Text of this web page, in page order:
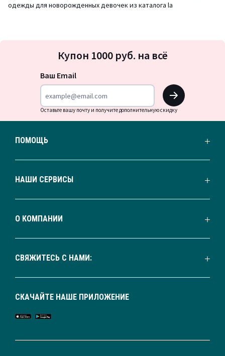
одежды для новорожденных девочек из каталога la
на
Купон 1000 руб. на всё
Ваш Email
OK
Оставьте вашу почту и получите дополнительную скидку
ПОМОЩЬ
НАШИ СЕРВИСЫ
О КОМПАНИИ
СВЯЖИТЕСЬ С НАМИ:
СКАЧАЙТЕ НАШЕ ПРИЛОЖЕНИЕ